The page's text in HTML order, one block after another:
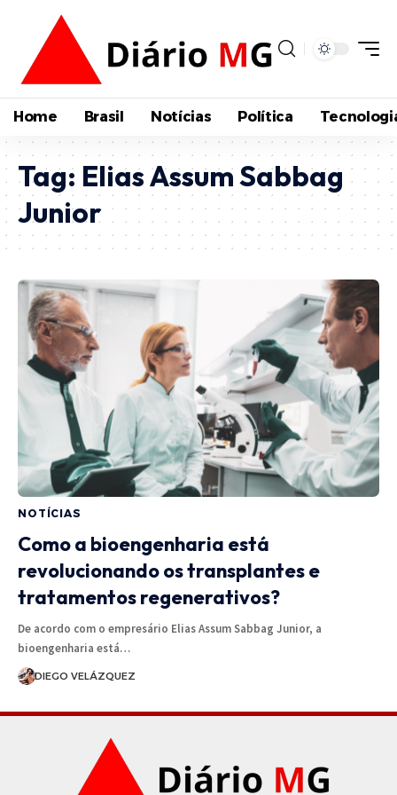
Home Brasil Notícias Política
Tag: Elias Assum Sabbag
Junior
NOTÍCIAS
Como a bioengenharia está
revolucionando os transplantes e
tratamentos regenerativos?
De acordo com o empresário Elias Assum Sabbag Junior, a
bioengenharia está…
DIEGO VELÁZQUEZ